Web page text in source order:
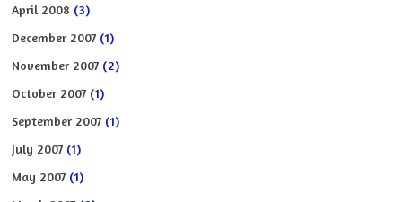
April 2008 (3)
December 2007 (1)
November 2007 (2)
October 2007 (1)
September 2007 (1)
July 2007 (1)
May 2007 (1)